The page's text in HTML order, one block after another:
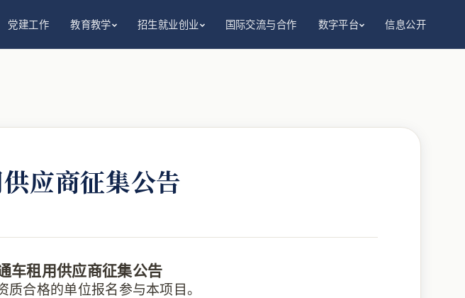
党建工作 教育教学 招生就业创业 国际交流与合作 数字平台 信息公开
应商征集公告
车租用供应商征集公告
合格的单位报名参与本项目。